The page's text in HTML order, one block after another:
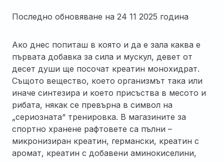
Последно обновяване на 24 11 2025 година
Ако днес попиташ в която и да е зала каква е
първата добавка за сила и мускул, девет от
десет души ще посочат креатин монохидрат.
Същото вещество, което организмът така или
иначе синтезира и което присъства в месото и
рибата, някак се превърна в символ на
„сериозната“ тренировка. В магазините за
спортно хранене рафтовете са пълни –
микронизиран креатин, германски, креатин с
аромат, креатин с добавени аминокиселини,